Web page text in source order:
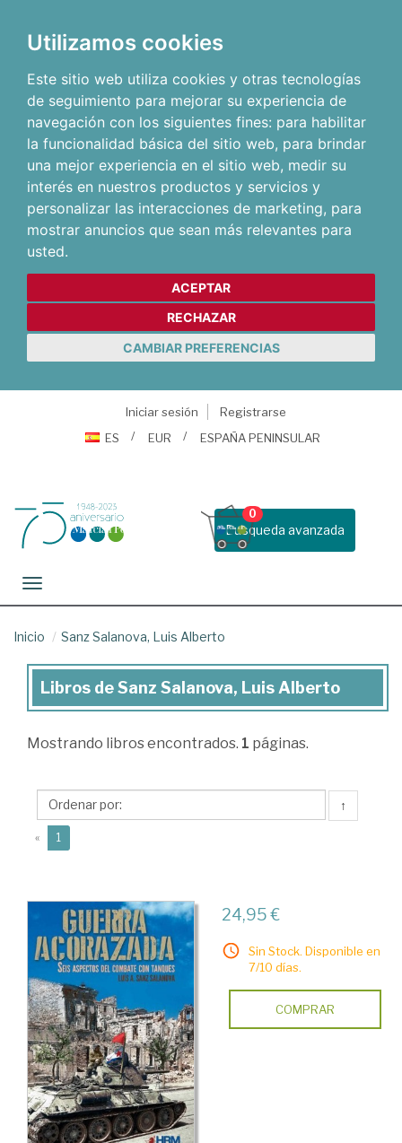
Utilizamos cookies
Este sitio web utiliza cookies y otras tecnologías
de seguimiento para mejorar su experiencia de
navegación con los siguientes fines: para habilitar
la funcionalidad básica del sitio web, para brindar
una mejor experiencia en el sitio web, medir su
interés en nuestros productos y servicios y
personalizar las interacciones de marketing, para
mostrar anuncios que sean más relevantes para
usted.
ACEPTAR
RECHAZAR
CAMBIAR PREFERENCIAS
Iniciar sesión
Registrarse
ES
EUR ESPAÑA PENINSULAR
Busqueda avanzada
0
Toggle navigation
Inicio Sanz Salanova, Luis Alberto
Libros
Sanz
Luis
Alberto
Libros de Sanz Salanova, Luis Alberto
Mostrando libros encontrados. 1 páginas.
↑
« 1
24,95 €
Sin Stock. Disponible en
7/10 días.
COMPRAR